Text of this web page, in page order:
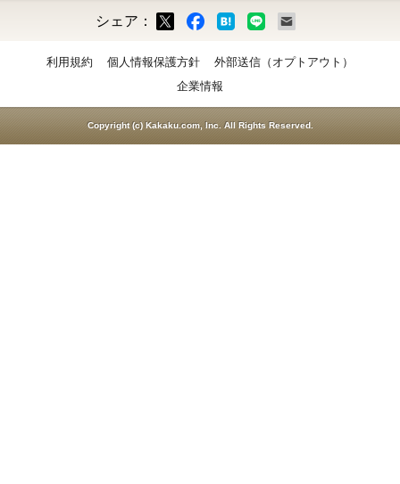
シェア：
利用規約 個人情報保護方針
外部送信（オプトアウト）
企業情報
Copyright (c) Kakaku.com, Inc. All Rights Reserved.